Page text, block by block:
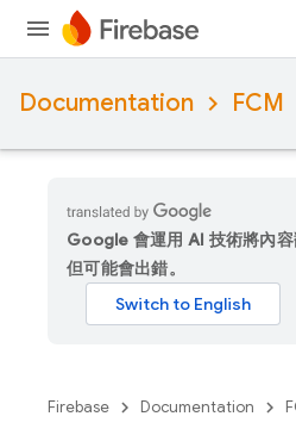
Documentation FCM
Google 會運用 AI 技術將內容
但可能會出錯。
Firebase Documentation